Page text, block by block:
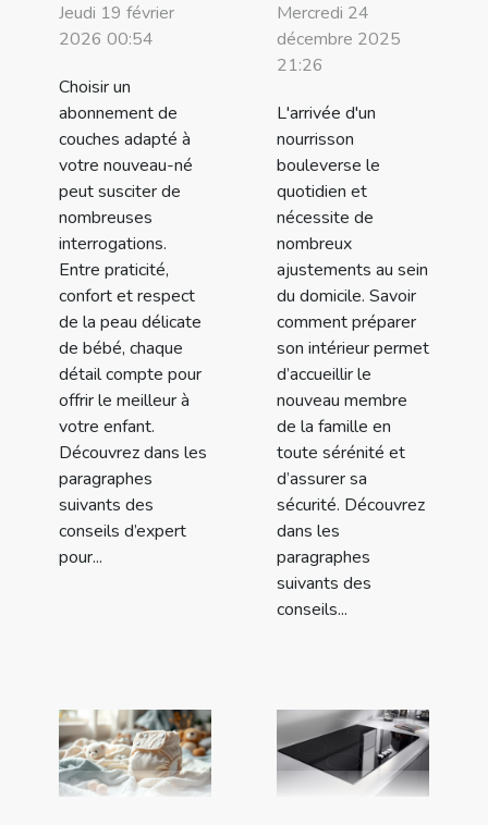
Jeudi 19 février
2026 00:54
Choisir un
abonnement de
couches adapté à
votre nouveau-né
peut susciter de
nombreuses
interrogations.
Entre praticité,
confort et respect
de la peau délicate
de bébé, chaque
détail compte pour
offrir le meilleur à
votre enfant.
Découvrez dans les
paragraphes
suivants des
conseils d’expert
pour...
Mercredi 24
décembre 2025
21:26
L'arrivée d'un
nourrisson
bouleverse le
quotidien et
nécessite de
nombreux
ajustements au sein
du domicile. Savoir
comment préparer
son intérieur permet
d’accueillir le
nouveau membre
de la famille en
toute sérénité et
d’assurer sa
sécurité. Découvrez
dans les
paragraphes
suivants des
conseils...